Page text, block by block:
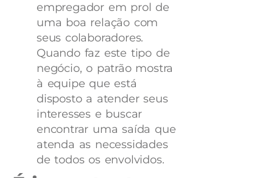
empregador em prol de
uma boa relação com
seus colaboradores.
Quando faz este tipo de
negócio, o patrão mostra
à equipe que está
disposto a atender seus
interesses e buscar
encontrar uma saída que
atenda as necessidades
de todos os envolvidos.